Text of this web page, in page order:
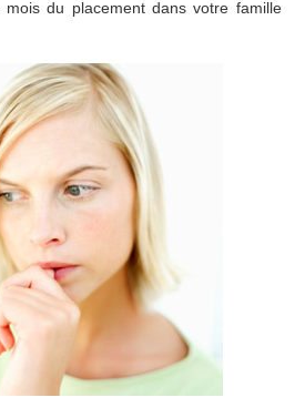
du placement dans votre famille